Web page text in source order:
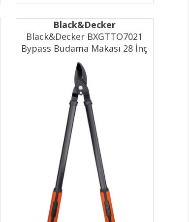
Black&Decker
Black&Decker BXGTTO7021
Bypass Budama Makası 28 İnç